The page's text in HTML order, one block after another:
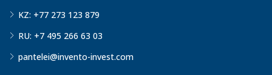
KZ: +77 273 123 879
RU: +7 495 266 63 03
pantelei@invento-invest.com